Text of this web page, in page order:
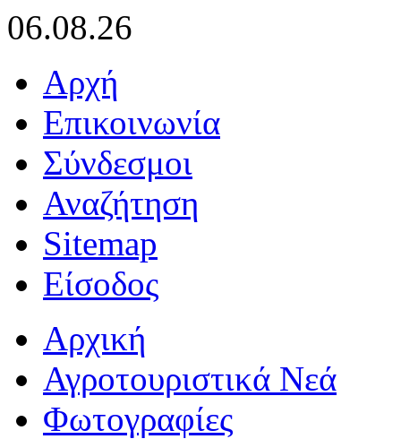
06.08.26
Αρχή
Επικοινωνία
Σύνδεσμοι
Αναζήτηση
Sitemap
Είσοδος
Αρχική
Αγροτουριστικά Νεά
Φωτογραφίες